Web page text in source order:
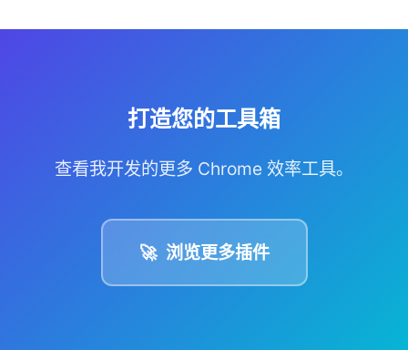
打造您的工具箱
查看我开发的更多 Chrome 效率工具。
🚀 浏览更多插件